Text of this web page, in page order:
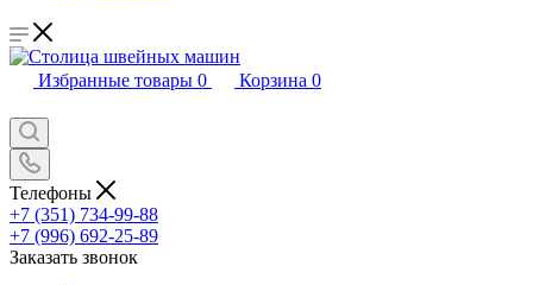
Избранные товары 0 Корзина 0
Телефоны
+7 (351) 734-99-88
+7 (996) 692-25-89
Заказать звонок